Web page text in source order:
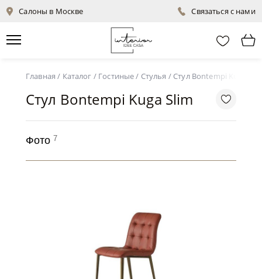
Салоны в Москве Связаться с нами
Главная / Каталог / Гостиные/ Стулья / Стул Bontempi Kuga
Стул Bontempi Kuga Slim
Фото 7